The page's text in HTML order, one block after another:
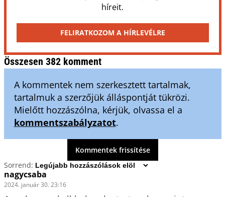
híreit.
FELIRATKOZOM A HÍRLEVÉLRE
Összesen 382 komment
A kommentek nem szerkesztett tartalmak,
tartalmuk a szerzőjük álláspontját tükrözi.
Mielőtt hozzászólna, kérjük, olvassa el a
kommentszabályzatot.
Kommentek frissítése
Sorrend:
nagycsaba
2024. január 30. 23:16